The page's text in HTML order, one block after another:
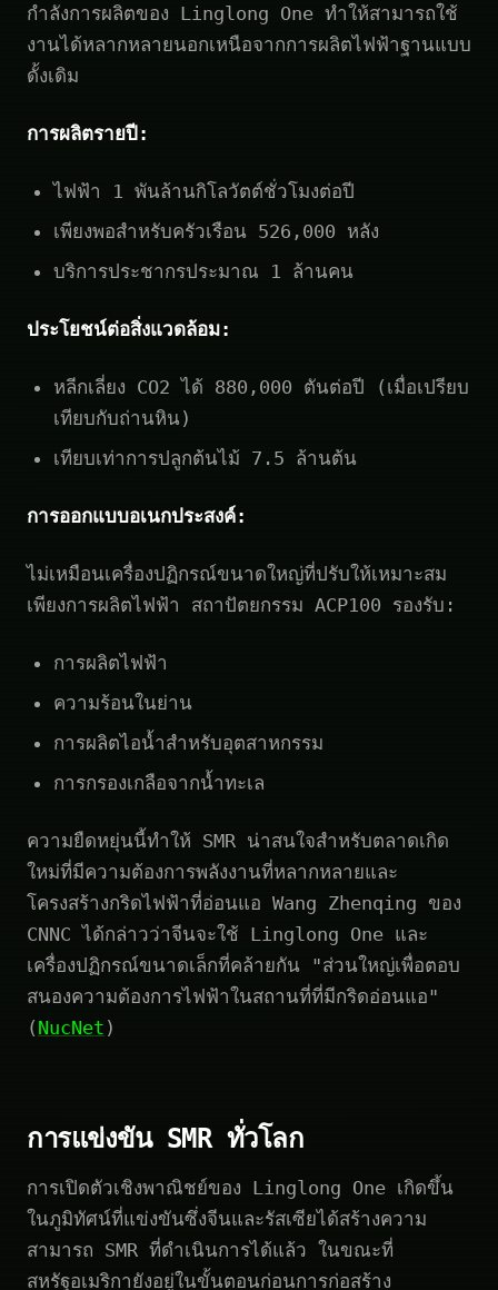
กำลังการผลิตของ Linglong One ทำให้สามารถใช้
งานได้หลากหลายนอกเหนือจากการผลิตไฟฟ้าฐานแบบ
ดั้งเดิม
การผลิตรายปี:
ไฟฟ้า 1 พันล้านกิโลวัตต์ชั่วโมงต่อปี
เพียงพอสำหรับครัวเรือน 526,000 หลัง
บริการประชากรประมาณ 1 ล้านคน
ประโยชน์ต่อสิ่งแวดล้อม:
หลีกเลี่ยง CO2 ได้ 880,000 ตันต่อปี (เมื่อเปรียบ
เทียบกับถ่านหิน)
เทียบเท่าการปลูกต้นไม้ 7.5 ล้านต้น
การออกแบบอเนกประสงค์:
ไม่เหมือนเครื่องปฏิกรณ์ขนาดใหญ่ที่ปรับให้เหมาะสม
เพียงการผลิตไฟฟ้า สถาปัตยกรรม ACP100 รองรับ:
การผลิตไฟฟ้า
ความร้อนในย่าน
การผลิตไอน้ำสำหรับอุตสาหกรรม
การกรองเกลือจากน้ำทะเล
ความยืดหยุ่นนี้ทำให้ SMR น่าสนใจสำหรับตลาดเกิด
ใหม่ที่มีความต้องการพลังงานที่หลากหลายและ
โครงสร้างกริดไฟฟ้าที่อ่อนแอ Wang Zhenqing ของ
CNNC ได้กล่าวว่าจีนจะใช้ Linglong One และ
เครื่องปฏิกรณ์ขนาดเล็กที่คล้ายกัน "ส่วนใหญ่เพื่อตอบ
สนองความต้องการไฟฟ้าในสถานที่ที่มีกริดอ่อนแอ"
( NucNet )
การแข่งขัน SMR ทั่วโลก
การเปิดตัวเชิงพาณิชย์ของ Linglong One เกิดขึ้น
ในภูมิทัศน์ที่แข่งขันซึ่งจีนและรัสเซียได้สร้างความ
สามารถ SMR ที่ดำเนินการได้แล้ว ในขณะที่
สหรัฐอเมริกายังอยู่ในขั้นตอนก่อนการก่อสร้าง